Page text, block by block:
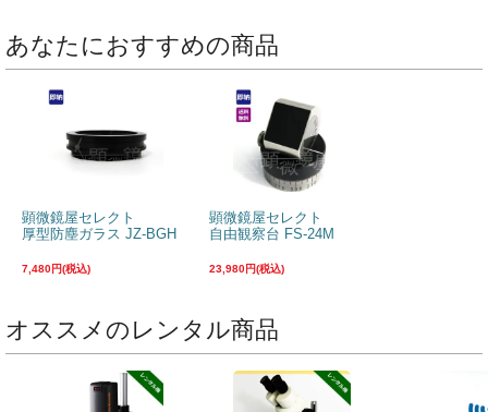
あなたにおすすめの商品
顕微鏡屋セレクト
厚型防塵ガラス JZ-BGH
7,480円(税込)
顕微鏡屋セレクト
自由観察台 FS-24M
23,980円(税込)
オススメのレンタル商品